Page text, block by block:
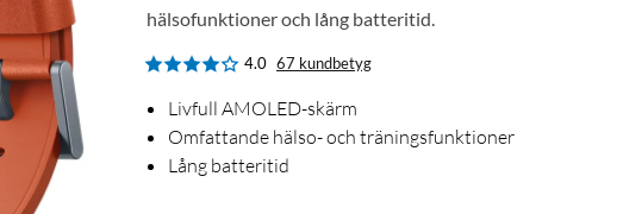
hälsofunktioner och lång batteritid.
4.0 67 kundbetyg
Livfull AMOLED-skärm
Omfattande hälso- och träningsfunktioner
Lång batteritid